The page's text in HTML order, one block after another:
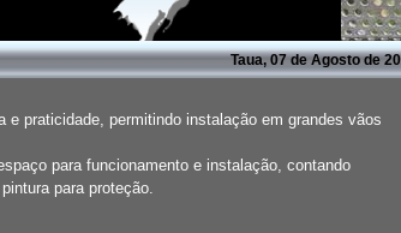
Taua, 07 de Agosto de
praticidade, permitindo instalação em grandes vãos
para funcionamento e instalação, contando
para proteção.